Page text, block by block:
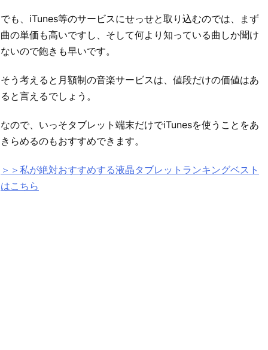
でも、iTunes等のサービスにせっせと取り込むのでは、まず
曲の単価も高いですし、そして何より知っている曲しか聞け
ないので飽きも早いです。
そう考えると月額制の音楽サービスは、値段だけの価値はあ
ると言えるでしょう。
なので、いっそタブレット端末だけでiTunesを使うことをあ
きらめるのもおすすめできます。
＞＞私が絶対おすすめする液晶タブレットランキングベスト
はこちら